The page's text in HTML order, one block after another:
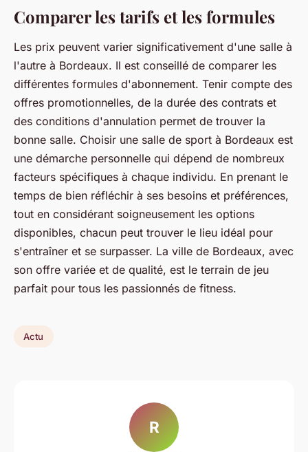
Comparer les tarifs et les formules
Les prix peuvent varier significativement d'une salle à
l'autre à Bordeaux. Il est conseillé de comparer les
différentes formules d'abonnement. Tenir compte des
offres promotionnelles, de la durée des contrats et
des conditions d'annulation permet de trouver la
bonne salle. Choisir une salle de sport à Bordeaux est
une démarche personnelle qui dépend de nombreux
facteurs spécifiques à chaque individu. En prenant le
temps de bien réfléchir à ses besoins et préférences,
tout en considérant soigneusement les options
disponibles, chacun peut trouver le lieu idéal pour
s'entraîner et se surpasser. La ville de Bordeaux, avec
son offre variée et de qualité, est le terrain de jeu
parfait pour tous les passionnés de fitness.
Actu
R